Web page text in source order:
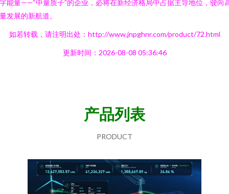
能量——“中量质子”的企业，必将在新经济格局中占据主导地位，驶向
发展的新航道。
如若转载，请注明出处：http://www.jnpghnr.com/product/72.html
更新时间：2026-08-08 05:36:46
产品列表
PRODUCT